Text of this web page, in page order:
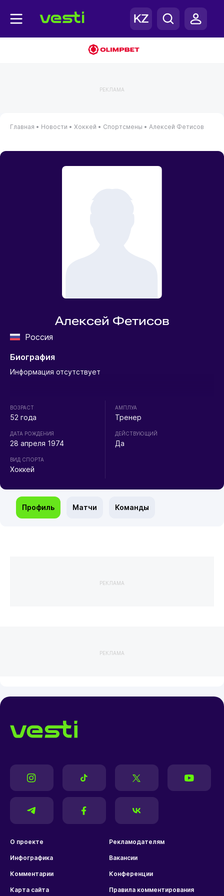
РЕКЛАМА
Главная • Новости • Хоккей • Спортсмены • Алексей Фетисов
Алексей Фетисов
Россия
Биография
Информация отсутствует
ВОЗРАСТ
52 года
ДАТА РОЖДЕНИЯ
28 апреля 1974
ВИД СПОРТА
Хоккей
АМПЛУА
Тренер
ДЕЙСТВУЮЩИЙ
Да
Профиль Матчи Команды
РЕКЛАМА
РЕКЛАМА
О проекте Рекламодателям
Инфографика Вакансии
Комментарии Конференции
Карта сайта Правила комментирования